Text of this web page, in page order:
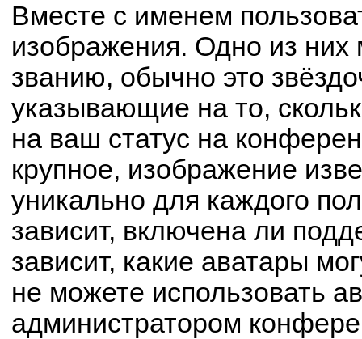
Вместе с именем
изображения. Одно из них
званию, обычно это
указывающие на то,
на ваш статус на
крупное, изображение
уникально для каждого
зависит, включена ли
зависит, какие аватары
не можете использовать
администратором